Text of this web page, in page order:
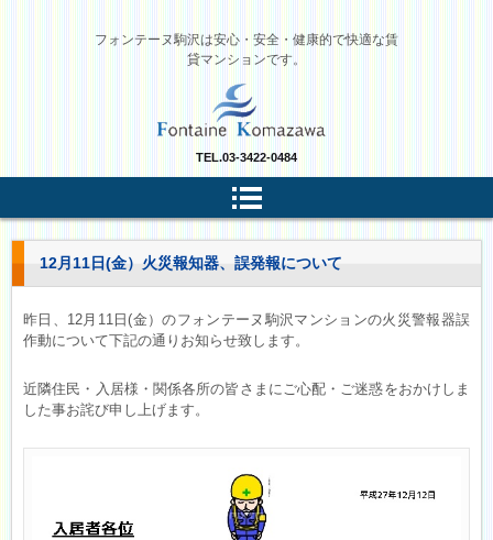
フォンテーヌ駒沢は安心・安全・健康的で快適な賃
貸マンションです。
TEL.03-3422-0484
12月11日(金）火災報知器、誤発報について
昨日、12月11日(金）のフォンテーヌ駒沢マンションの火災警報器誤
作動について下記の通りお知らせ致します。
近隣住民・入居様・関係各所の皆さまにご心配・ご迷惑をおかけしま
した事お詫び申し上げます。